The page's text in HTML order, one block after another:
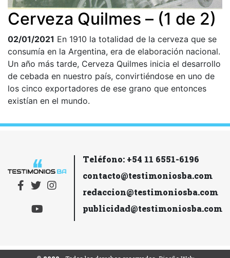
Cerveza Quilmes – (1 de 2)
02/01/2021 En 1910 la totalidad de la cerveza que se
consumía en la Argentina, era de elaboración nacional.
Un año más tarde, Cerveza Quilmes inicia el desarrollo
de cebada en nuestro país, convirtiéndose en uno de
los cinco exportadores de ese grano que entonces
existían en el mundo.
Teléfono: +54 11 6551-6196
contacto@testimoniosba.com
redaccion@testimoniosba.com
publicidad@testimoniosba.com